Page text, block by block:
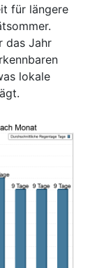
für längere
das Jahr
lokale